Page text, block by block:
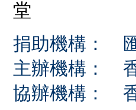
堂
捐助機構：
主辦機構：
協辦機構：